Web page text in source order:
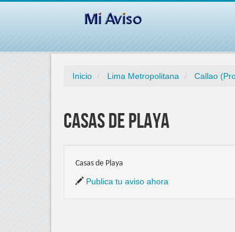
Inicio Lima Metropolitana Callao
Casas de Playa
Casas de Playa
Publica tu aviso ahora